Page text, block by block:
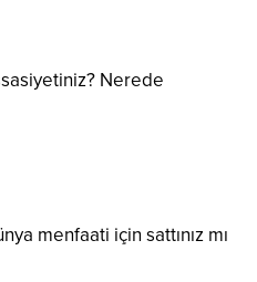
Nerede
menfaati için sattınız mı